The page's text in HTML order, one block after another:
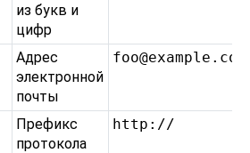
из букв и
цифр
Адрес
электронной
почты
foo@example.com
Префикс
протокола
http://